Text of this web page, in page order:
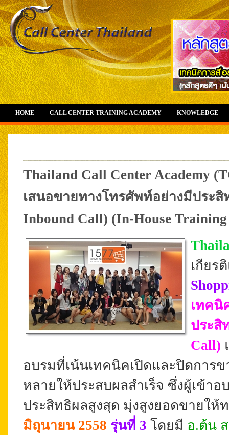
HOME CALL CENTER TRAINING ACADEMY KNOWLEDGE
Thailand Call Center Academy
เสนอขายทางโทรศัพท์อย่างมีประสิ
Inbound Call) (In-House
เกียร
เทคนิ
ประสิ
Call)
อบรมที่เน้นเทคนิคเปิดและปิดการ
หลายให้ประสบผลสำเร็จ ซึ่งผู้เข้าอ
ประสิทธิผลสูงสุด มุ่งสูงยอดขายให้
มิถุนายน 2558 รุ่นที่ 3 โดยมี อ.ต้น